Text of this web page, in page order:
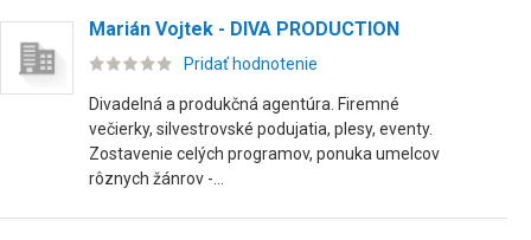
Marián Vojtek - DIVA PRODUCTION
Pridať hodnotenie
Divadelná a produkčná agentúra. Firemné
večierky, silvestrovské podujatia, plesy, eventy.
Zostavenie celých programov, ponuka umelcov
rôznych žánrov -...